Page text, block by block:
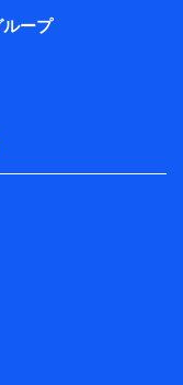
用する場合があ
ま（2019年12
員であったこと
年12月10日以
用目的の範囲内
シャルグループ
共同利用しま
】
ンシャルグルー
ープ